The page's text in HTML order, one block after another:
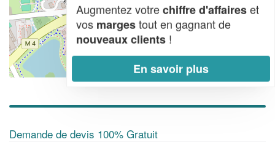
| Map data ©OpenStreetMap contributors,
Demande de devis 100% Gratuit
Augmentez votrechiffre d'affaireset
vos margestout en gagnant de
nouveaux clients !
En savoir plus